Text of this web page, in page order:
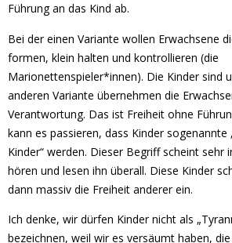
Führung an das Kind ab.
Bei der einen Variante wollen Erwachsene
formen, klein halten und kontrollieren (die
Marionettenspieler*innen). Die Kinder sind
anderen Variante übernehmen die
Verantwortung. Das ist Freiheit ohne
kann es passieren, dass Kinder sogenannte
Kinder“ werden. Dieser Begriff scheint sehr
hören und lesen ihn überall. Diese Kinder
dann massiv die Freiheit anderer ein.
Ich denke, wir dürfen Kinder nicht als
bezeichnen, weil wir es versäumt haben, die